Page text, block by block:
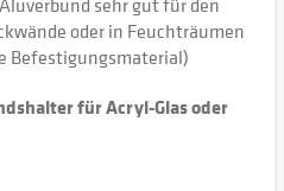
oder in Feuchträumen
Befestigungsmaterial)
für Acryl-Glas oder